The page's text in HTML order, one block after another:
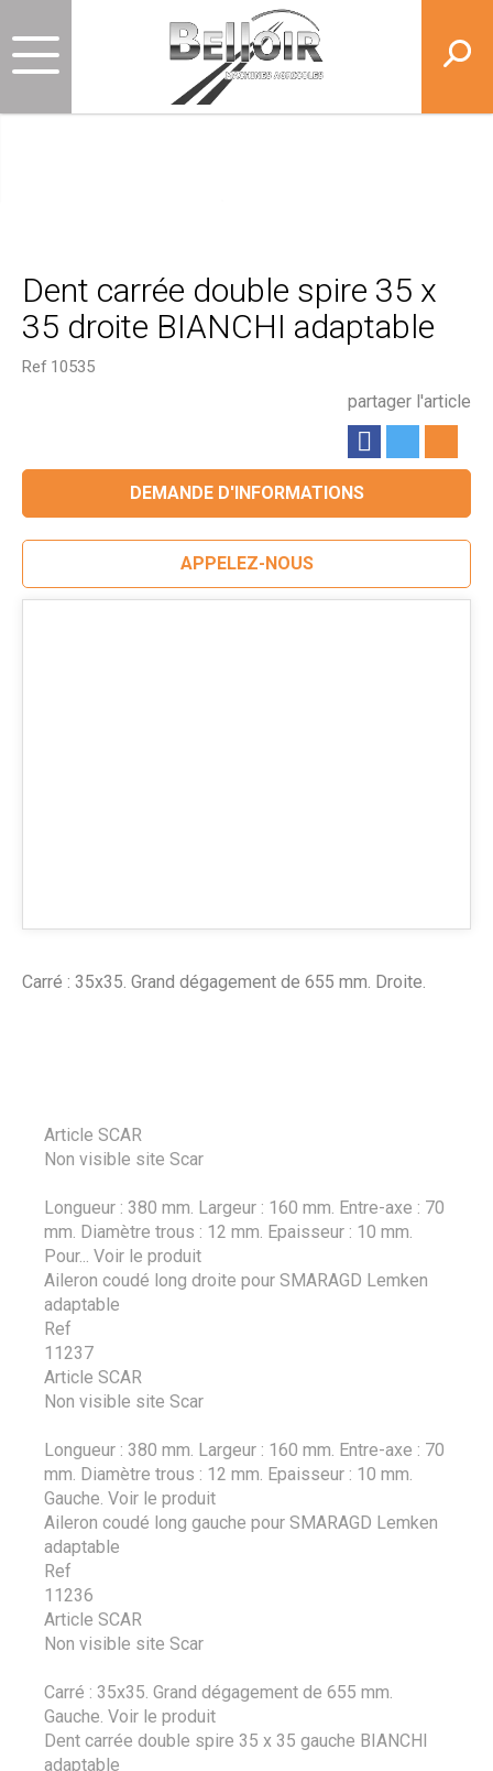
Dent carrée double spire 35 x
35 droite BIANCHI adaptable
Ref 10535
partager l'article
Carré : 35x35. Grand dégagement de 655 mm. Droite.
DEMANDE D'INFORMATIONS
APPELEZ-NOUS
Article SCAR
Non visible site Scar
Longueur : 380 mm. Largeur : 160 mm. Entre-axe : 70
mm. Diamètre trous : 12 mm. Epaisseur : 10 mm.
Pour...
Voir le produit
Aileron coudé long droite pour SMARAGD Lemken
adaptable
Ref
11237
Article SCAR
Non visible site Scar
Longueur : 380 mm. Largeur : 160 mm. Entre-axe : 70
mm. Diamètre trous : 12 mm. Epaisseur : 10 mm.
Gauche. Voir le produit
Aileron coudé long gauche pour SMARAGD Lemken
adaptable
Ref
11236
Article SCAR
Non visible site Scar
Carré : 35x35. Grand dégagement de 655 mm.
Gauche. Voir le produit
Dent carrée double spire 35 x 35 gauche BIANCHI
adaptable